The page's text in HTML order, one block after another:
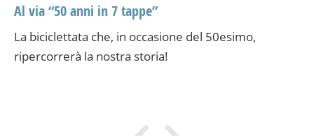
Al via “50 anni in 7 tappe”
La biciclettata che, in occasione del 50esimo,
ripercorrerà la nostra storia!